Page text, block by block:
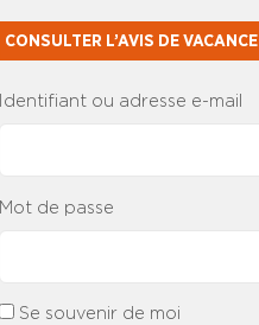
CONSULTER L’AVIS DE
Identifiant ou adresse e-mail
Mot de passe
Se souvenir de moi